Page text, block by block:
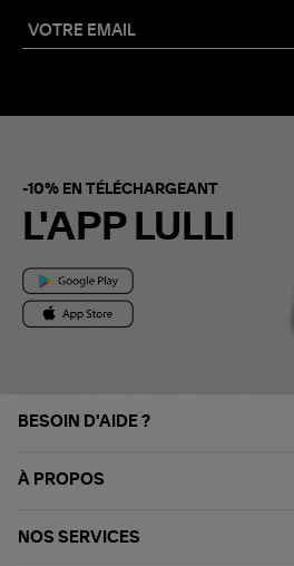
-10% EN TÉLÉCHARGEANT
L'APP LULLI
BESOIN D'AIDE ?
À PROPOS
NOS SERVICES